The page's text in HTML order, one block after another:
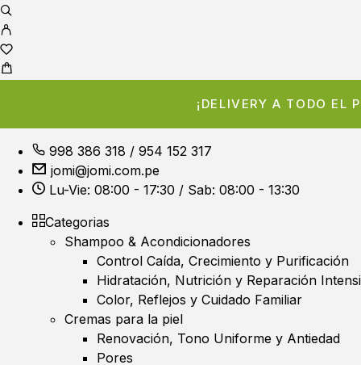
¡DELIVERY A TODO EL
998 386 318 / 954 152 317
jomi@jomi.com.pe
Lu-Vie: 08:00 - 17:30 / Sab: 08:00 - 13:30
Categorias
Shampoo & Acondicionadores
Control Caída, Crecimiento y Purificación
Hidratación, Nutrición y Reparación
Color, Reflejos y Cuidado Familiar
Cremas para la piel
Renovación, Tono Uniforme y Antiedad
Pores